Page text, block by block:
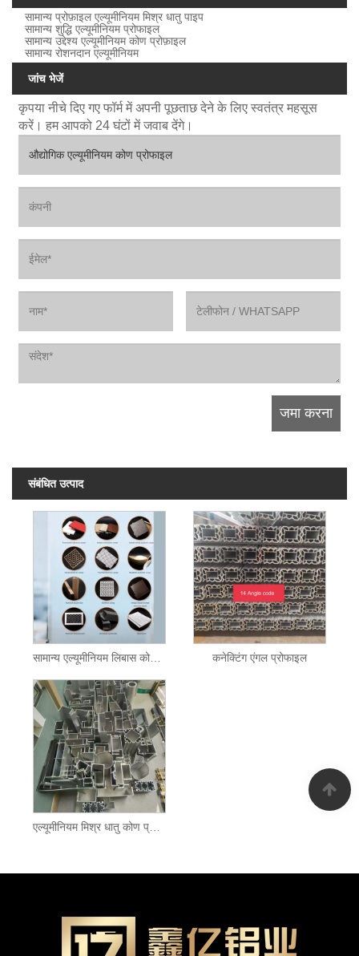
सामान्य प्रोफ़ाइल एल्यूमीनियम मिश्र धातु पाइप
सामान्य शुद्धि एल्यूमीनियम प्रोफाइल
सामान्य उद्देश्य एल्यूमीनियम कोण प्रोफ़ाइल
सामान्य रोशनदान एल्यूमीनियम
जांच भेजें
कृपया नीचे दिए गए फॉर्म में अपनी पूछताछ देने के लिए स्वतंत्र महसूस
करें। हम आपको 24 घंटों में जवाब देंगे।
संबंधित उत्पाद
सामान्य एल्यूमीनियम लिबास कोण प्रोफाइल कनेक्टिंग एंगल प्रोफाइल
एल्यूमीनियम मिश्र धातु कोण प्रोफाइल